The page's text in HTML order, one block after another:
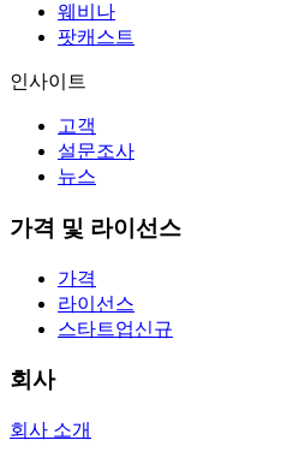
웨비나
팟캐스트
인사이트
고객
설문조사
뉴스
가격 및 라이선스
가격
라이선스
스타트업신규
회사
회사 소개